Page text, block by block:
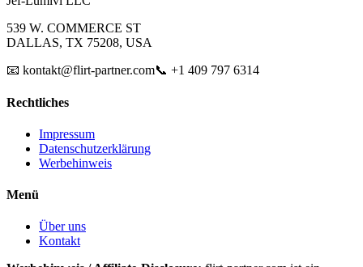
539 W. COMMERCE ST
DALLAS, TX 75208, USA
📧 kontakt@flirt-partner.com📞 +1 409 797 6314
Rechtliches
Impressum
Datenschutzerklärung
Werbehinweis
Menü
Über uns
Kontakt